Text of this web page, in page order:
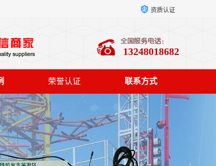
资质认证
13248018682
荣誉认证 联系方式